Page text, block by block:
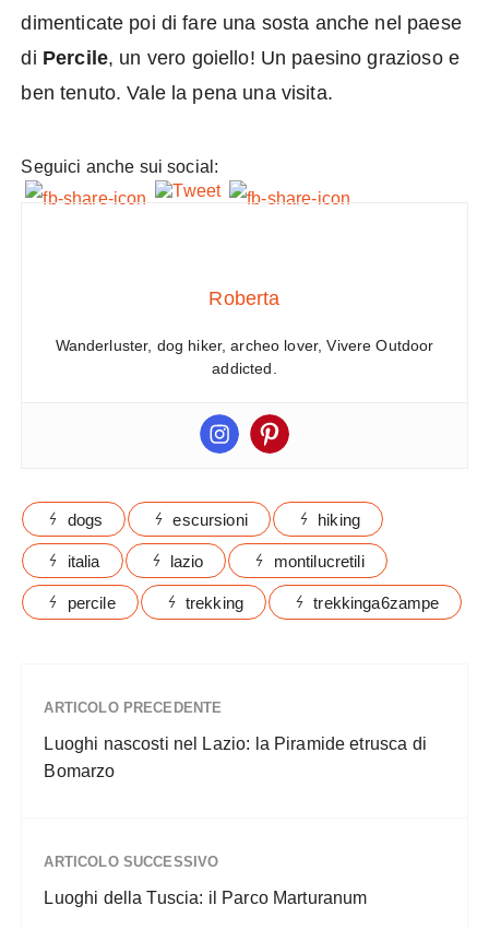
dimenticate poi di fare una sosta anche nel paese
di Percile, un vero goiello! Un paesino grazioso e
ben tenuto. Vale la pena una visita.
Seguici anche sui social:
Roberta
Wanderluster, dog hiker, archeo lover, Vivere Outdoor
addicted.
dogs escursioni hiking
italia lazio montilucretili
percile trekking trekkinga6zampe
ARTICOLO PRECEDENTE
Luoghi nascosti nel Lazio: la Piramide etrusca di
Bomarzo
ARTICOLO SUCCESSIVO
Luoghi della Tuscia: il Parco Marturanum